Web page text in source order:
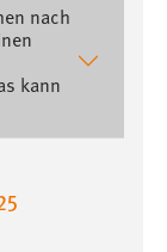
nach
kann